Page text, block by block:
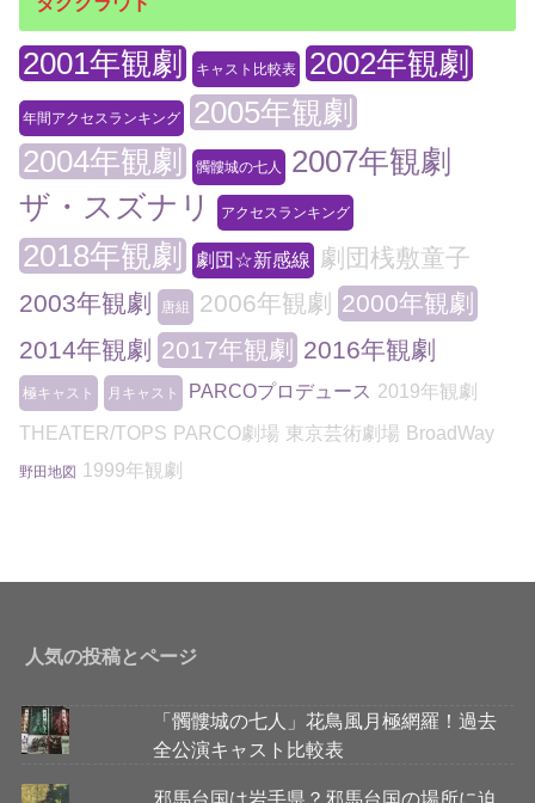
2001年観劇 キャスト比較表 2002年観劇
年間アクセスランキング
2005年観劇
2004年観劇
髑髏城の七人
2007年観劇
ザ・スズナリ
アクセスランキング
2018年観劇 劇団☆新感線
劇団桟敷童子
2003年観劇
唐組 2006年観劇
2000年観劇
2014年観劇 2017年観劇 2016年観劇
極キャスト 月キャスト PARCOプロデュース 2019年観劇
THEATER/TOPS PARCO劇場 東京芸術劇場 BroadWay
野田地図 1999年観劇
人気の投稿とページ
「髑髏城の七人」花鳥風月極網羅！過去
全公演キャスト比較表
邪馬台国は岩手県？邪馬台国の場所に迫